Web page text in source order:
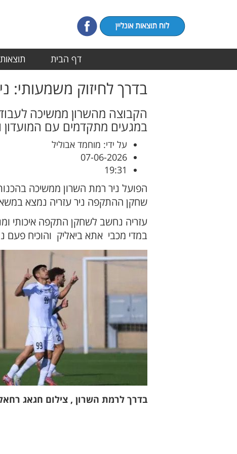
דף הבית
בדרך לחיזוק משמעותי:
הקבוצה מהשרון ממשיכה
במגעים מתקדמים עם
על ידי: מוחמד אבוליל
07-06-2026
19:31
הפועל ניר רמת השרון ממשיכה
שחקן ההתקפה ניר עזריה נמצא
עזריה נחשב לשחקן התקפה איכותי
במדי מכבי אתא ביאליק והוכיח פעם
בדרך לרמת השרון , צילום חגאג